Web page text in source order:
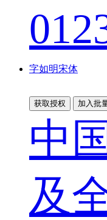
字如明宋体
获取授权 加入批
中
及